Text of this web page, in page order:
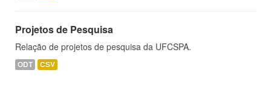
Projetos de Pesquisa
Relação de projetos de pesquisa da UFCSPA.
ODT CSV